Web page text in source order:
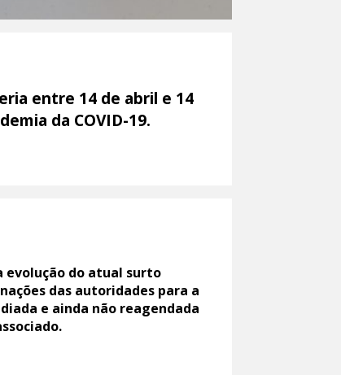
entre 14 de abril e 14
da COVID-19.
evolução do atual surto
das autoridades para a
e ainda não reagendada